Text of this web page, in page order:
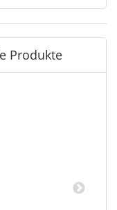
Produkte